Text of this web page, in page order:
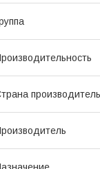
производитель